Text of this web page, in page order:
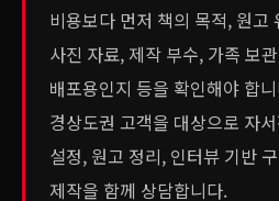
비용보다 먼저 책의 목적, 원고
사진 자료, 제작 부수, 가족 보
배포용인지 등을 확인해야 합
경상도권 고객을 대상으로 자
설정, 원고 정리, 인터뷰 기반
제작을 함께 상담합니다.